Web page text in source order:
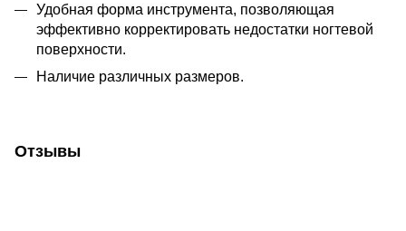
Удобная форма инструмента, позволяющая
эффективно корректировать недостатки ногтевой
поверхности.
Наличие различных размеров.
Отзывы